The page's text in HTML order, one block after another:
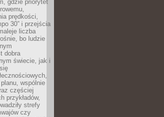
gdzie priorytet
prędkości,
30” i przejścia
liczba
bo ludzie
dobra
świecie, jak i
wspólnie
częściej
przykładów,
strefy
czy